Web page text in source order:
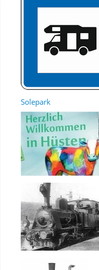
Solepark